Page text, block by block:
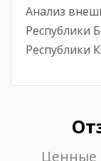
Анализ
Республики
Республики
Ценные